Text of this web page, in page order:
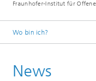
Fraunhofer-Institut für
Wo bin ich?
News